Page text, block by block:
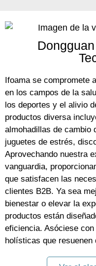
Ifoama se compromete
en los campos de la
los deportes y el alivio
productos diversa
almohadillas de cambio
juguetes de estrés,
Aprovechando nuestra
vanguardia,
que satisfacen las
clientes B2B. Ya sea
bienestar o elevar la
productos están
eficiencia. Asóciese
holísticas que